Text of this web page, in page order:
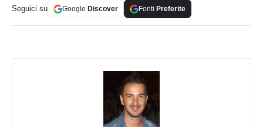
Seguici su Google Discover Fonti Preferite